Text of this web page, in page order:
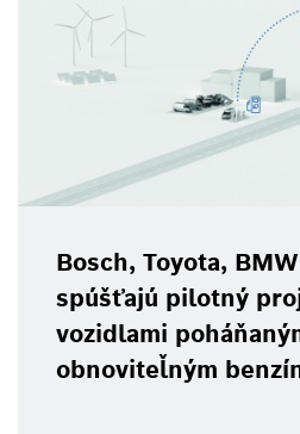
Bosch, Toyota,
spúšťajú pilotný
vozidlami
obnoviteľným